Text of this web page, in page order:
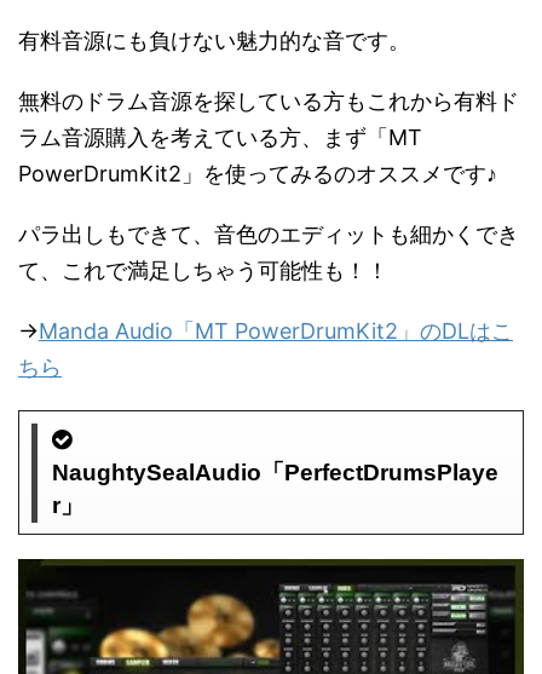
有料音源にも負けない魅力的な音です。
無料のドラム音源を探している方もこれから有料ド
ラム音源購入を考えている方、まず「MT
PowerDrumKit2」を使ってみるのオススメです♪
パラ出しもできて、音色のエディットも細かくでき
て、これで満足しちゃう可能性も！！
→Manda Audio「MT PowerDrumKit2」のDLはこ
ちら
NaughtySealAudio「PerfectDrumsPlaye
r」